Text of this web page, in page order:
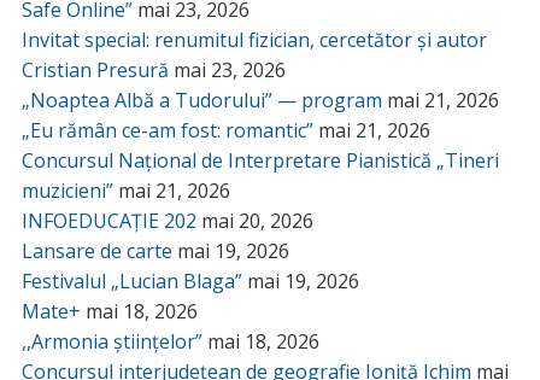
Safe Online” mai 23, 2026
Invitat special: renumitul fizician, cercetător și autor
Cristian Presură mai 23, 2026
„Noaptea Albă a Tudorului” — program mai 21, 2026
„Eu rămân ce-am fost: romantic” mai 21, 2026
Concursul Național de Interpretare Pianistică „Tineri
muzicieni” mai 21, 2026
INFOEDUCAȚIE 202 mai 20, 2026
Lansare de carte mai 19, 2026
Festivalul „Lucian Blaga” mai 19, 2026
Mate+ mai 18, 2026
,,Armonia științelor” mai 18, 2026
Concursul interjudețean de geografie Ioniță Ichim mai